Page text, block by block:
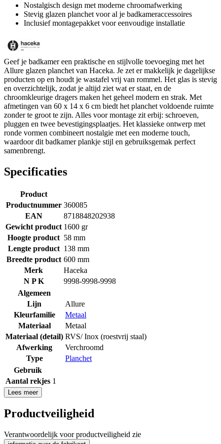
Nostalgisch design met moderne chroomafwerking
Stevig glazen planchet voor al je badkameraccessoires
Inclusief montagepakket voor eenvoudige installatie
Geef je badkamer een praktische en stijlvolle toevoeging met het
Allure glazen planchet van Haceka. Je zet er makkelijk je dagelijkse
producten op en houdt je wastafel vrij van rommel. Het glas is stevig
en overzichtelijk, zodat je altijd ziet wat er staat, en de
chroomkleurige dragers maken het geheel modern en strak. Met
afmetingen van 60 x 14 x 6 cm biedt het planchet voldoende ruimte
zonder te groot te zijn. Alles voor montage zit erbij: schroeven,
pluggen en twee bevestigingsplaatjes. Het klassieke ontwerp met
ronde vormen combineert nostalgie met een moderne touch,
waardoor dit badkamer plankje stijl en gebruiksgemak perfect
samenbrengt.
Specificaties
Product
Productnummer 360085
EAN
8718848202938
Gewicht product 1600 gr
Hoogte product 58 mm
Lengte product 138 mm
Breedte product 600 mm
Merk
Haceka
N P K
9998-9998-9998
Algemeen
Lijn
Allure
Kleurfamilie
Metaal
Materiaal
Metaal
Materiaal (detail) RVS/ Inox (roestvrij staal)
Afwerking
Verchroomd
Type
Planchet
Gebruik
Aantal rekjes 1
Lees meer
Productveiligheid
Verantwoordelijk voor productveiligheid zie